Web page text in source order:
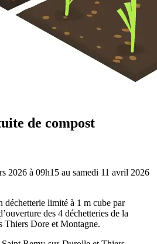
de compost
2026 à 09h15 au samedi 11 avril 2026
déchetterie limité à 1 m cube par
des 4 déchetteries de la
Thiers Dore et Montagne.